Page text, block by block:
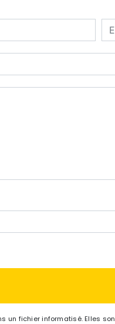
un fichier informatisé. Elles